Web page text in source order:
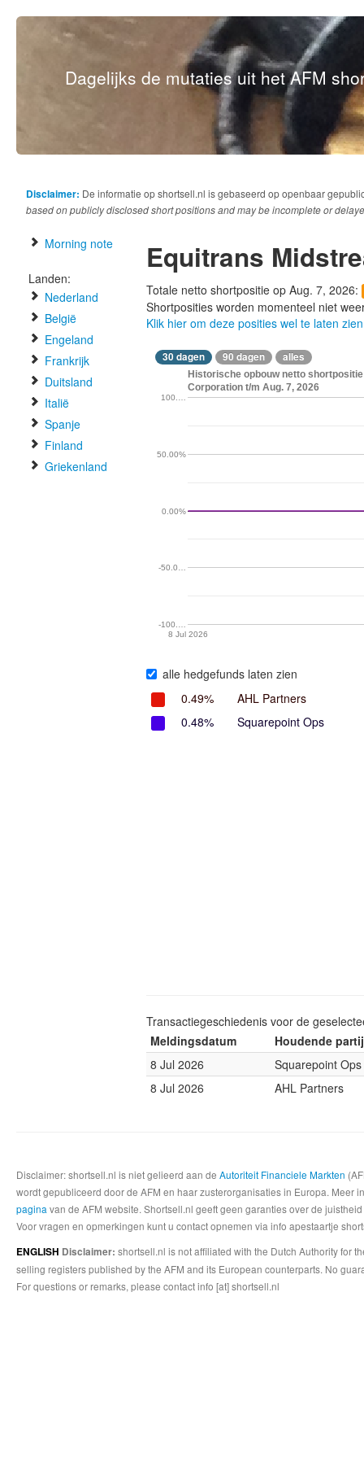
Dagelijks de mutaties uit het AFM
Disclaimer: De informatie op shortsell.nl is gebaseerd op openbaar
based on publicly disclosed short positions and may be incomplete or
Morning note
Landen:
Nederland
België
Engeland
Frankrijk
Duitsland
Italië
Spanje
Finland
Griekenland
Equitrans
Totale netto shortpositie op Aug. 7, 2026:
Shortposities worden momenteel niet
Klik hier om deze posities wel te laten zien
30 dagen 90 dagen alles
Historische opbouw netto
Corporation t/m Aug. 7, 2026
8 Jul 2026
-100.…
-50.0…
0.00%
50.00%
100.…
alle hedgefunds laten zien
0.49%
AHL Partners
0.48%
Squarepoint Ops
Transactiegeschiedenis voor de
Meldingsdatum
Houdende partij
8 Jul 2026
Squarepoint Ops
8 Jul 2026
AHL Partners
Disclaimer: shortsell.nl is niet gelieerd aan de Autoriteit Financiele Markten
wordt gepubliceerd door de AFM en haar zusterorganisaties in Europa.
pagina van de AFM website. Shortsell.nl geeft geen garanties over de
Voor vragen en opmerkingen kunt u contact opnemen via info apestaartje
ENGLISH Disclaimer: shortsell.nl is not affiliated with the Dutch Authority for
selling registers published by the AFM and its European counterparts. No
For questions or remarks, please contact info [at] shortsell.nl